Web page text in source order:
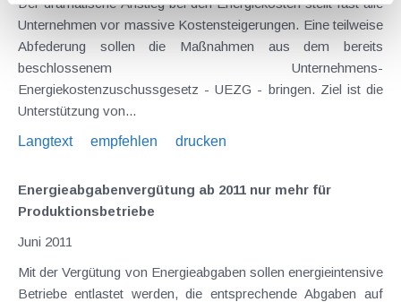
Unternehmen vor massive Kostensteigerungen. Eine teilweise
Abfederung sollen die Maßnahmen aus dem bereits
beschlossenem Unternehmens-
Energiekostenzuschussgesetz - UEZG - bringen. Ziel ist die
Unterstützung von...
Langtext
empfehlen drucken
Energieabgabenvergütung ab 2011 nur mehr für
Produktionsbetriebe
Juni 2011
Mit der Vergütung von Energieabgaben sollen energieintensive
Betriebe entlastet werden, die entsprechende Abgaben auf